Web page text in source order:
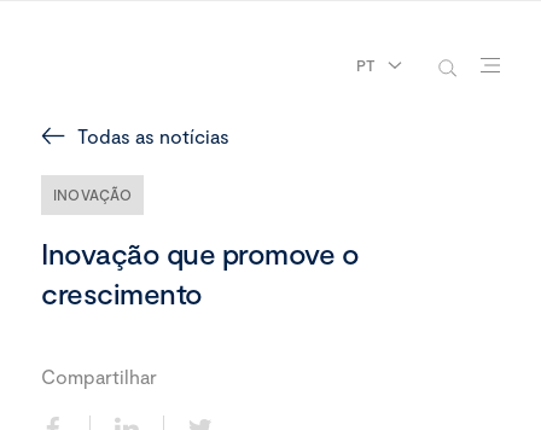
PT
Todas as notícias
INOVAÇÃO
Inovação que promove o
crescimento
Compartilhar